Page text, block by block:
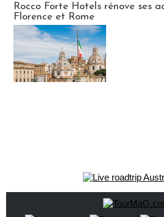
Rocco Forte Hotels rénove ses
Florence et Rome